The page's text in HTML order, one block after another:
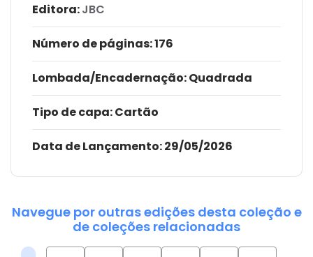
Editora:JBC
Número de páginas: 176
Lombada/Encadernação: Quadrada
Tipo de capa:Cartão
Data de Lançamento:29/05/2026
Navegue por outras edições desta coleção e
de coleções relacionadas